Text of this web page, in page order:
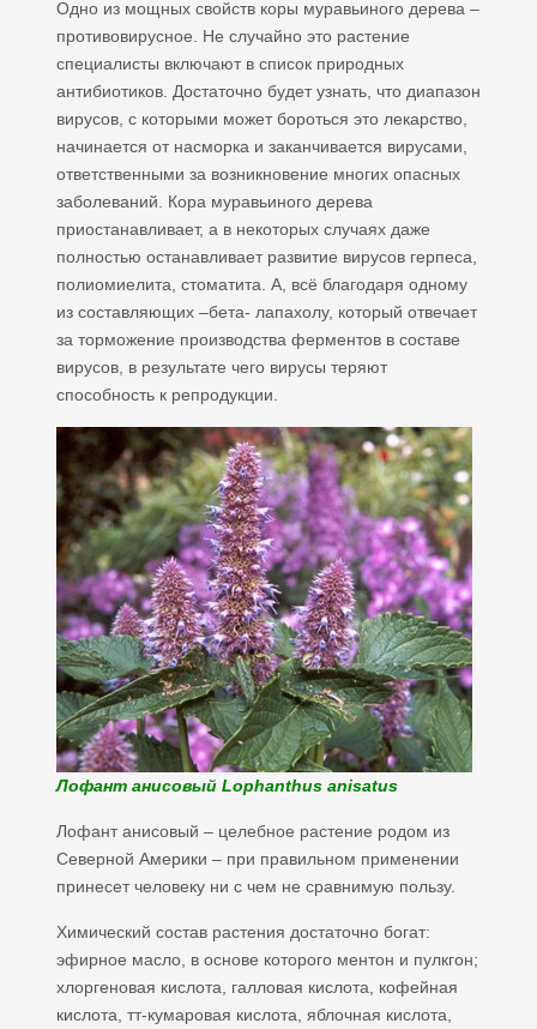
Одно из мощных свойств коры муравьиного дерева –
противовирусное. Не случайно это растение
специалисты включают в список природных
антибиотиков. Достаточно будет узнать, что диапазон
вирусов, с которыми может бороться это лекарство,
начинается от насморка и заканчивается вирусами,
ответственными за возникновение многих опасных
заболеваний. Кора муравьиного дерева
приостанавливает, а в некоторых случаях даже
полностью останавливает развитие вирусов герпеса,
полиомиелита, стоматита. А, всё благодаря одному
из составляющих –бета- лапахолу, который отвечает
за торможение производства ферментов в составе
вирусов, в результате чего вирусы теряют
способность к репродукции.
Лофант анисовый Lophanthus anisatus
Лофант анисовый – целебное растение родом из
Северной Америки – при правильном применении
принесет человеку ни с чем не сравнимую пользу.
Химический состав растения достаточно богат:
эфирное масло, в основе которого ментон и пулкгон;
хлоргеновая кислота, галловая кислота, кофейная
кислота, тт-кумаровая кислота, яблочная кислота,